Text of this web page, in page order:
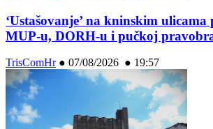
‘Ustašovanje’ na kninskim
MUP-u, DORH-u i pučkoj
TrisComHr● 07/08/2026 ● 19:57